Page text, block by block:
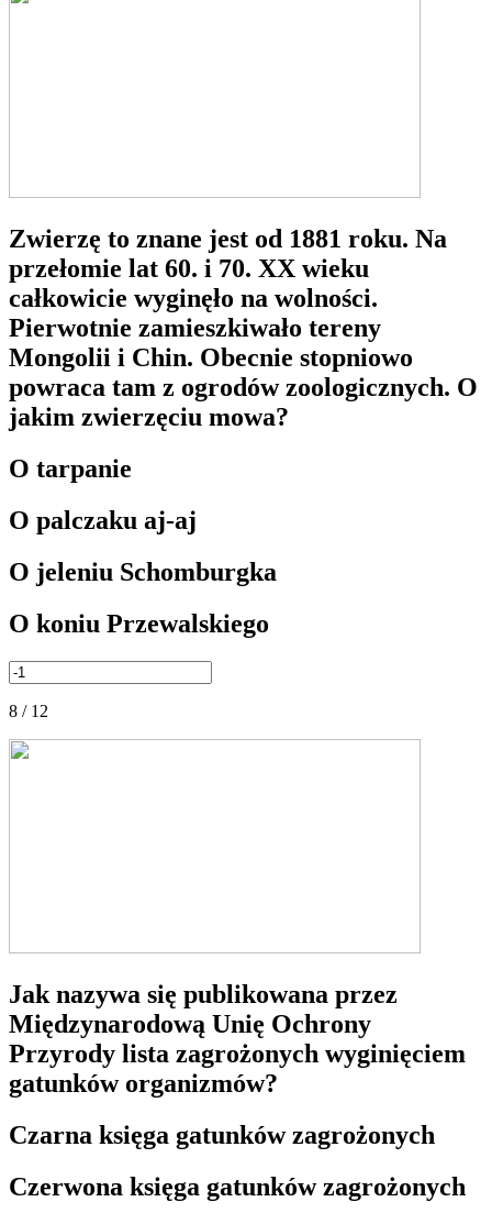
Zwierzę to znane jest od 1881 roku. Na
przełomie lat 60. i 70. XX wieku
całkowicie wyginęło na wolności.
Pierwotnie zamieszkiwało tereny
Mongolii i Chin. Obecnie stopniowo
powraca tam z ogrodów zoologicznych. O
jakim zwierzęciu mowa?
O tarpanie
O palczaku aj-aj
O jeleniu Schomburgka
O koniu Przewalskiego
8 / 12
Jak nazywa się publikowana przez
Międzynarodową Unię Ochrony
Przyrody lista zagrożonych wyginięciem
gatunków organizmów?
Czarna księga gatunków zagrożonych
Czerwona księga gatunków zagrożonych